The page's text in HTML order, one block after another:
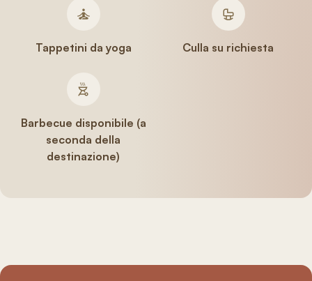
Tappetini da yoga Culla su richiesta
Barbecue disponibile (a
seconda della
destinazione)